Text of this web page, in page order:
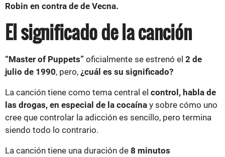
Robin en contra de de Vecna.
El significado de la canción
“Master of Puppets” oficialmente se estrenó el 2 de
julio de 1990, pero, ¿cuál es su significado?
La canción tiene como tema central el control, habla de
las drogas, en especial de la cocaína y sobre cómo uno
cree que controlar la adicción es sencillo, pero termina
siendo todo lo contrario.
La canción tiene una duración de 8 minutos